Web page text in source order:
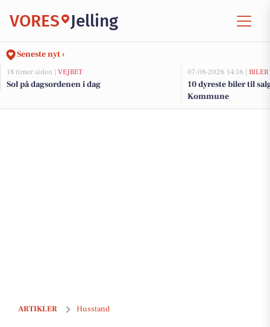
VORES Jelling
Seneste nyt ›
18 timer siden | VEJRET
Sol på dagsordenen i dag
07-08-2026 14:16 | BILER
10 dyreste biler til
Kommune
ARTIKLER Husstand
Elcykler er blevet udbredte i Jelling